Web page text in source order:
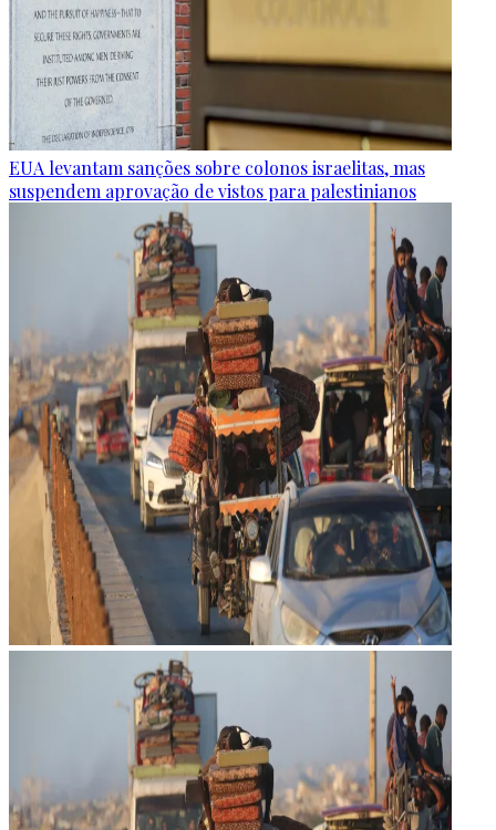
EUA levantam sanções sobre colonos israelitas, mas
suspendem aprovação de vistos para palestinianos